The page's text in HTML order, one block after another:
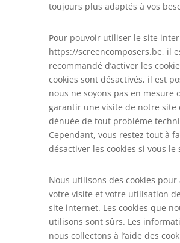
toujours plus adaptés à vos
Pour pouvoir utiliser le site
https://screencomposers.be, il
recommandé d’activer les
cookies sont désactivés, il est
nous ne soyons pas en mesure
garantir une visite de notre site
dénuée de tout problème
Cependant, vous restez tout à
désactiver les cookies si vous le
Nous utilisons des cookies
votre visite et votre utilisation
site internet. Les cookies que
utilisons sont sûrs. Les
nous collectons à l’aide des